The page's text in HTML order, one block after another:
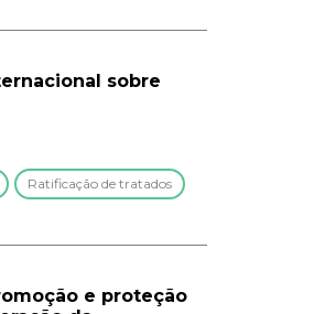
sobre
Ratificação de tratados
e proteção